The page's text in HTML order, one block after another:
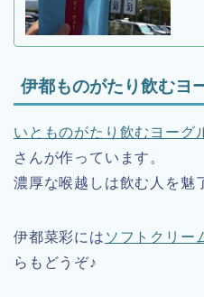
伊都ものがたり飲むヨ
いとものがたり飲むヨーグ
さんが作っています。
濃厚な喉越しは飲む人を魅
伊都菜彩には ソフトクリー
らもどうぞ♪